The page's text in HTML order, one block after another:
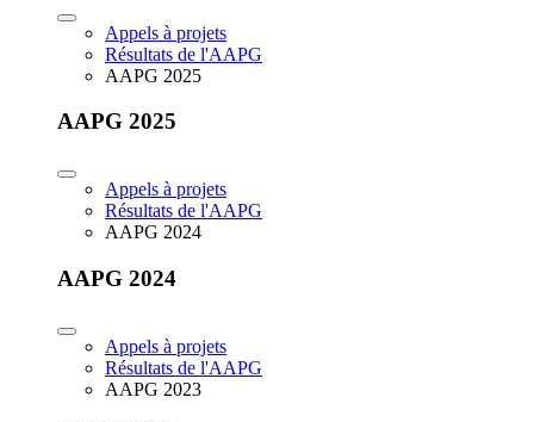
Appels à projets
Résultats de l'AAPG
AAPG 2025
AAPG 2025
Appels à projets
Résultats de l'AAPG
AAPG 2024
AAPG 2024
Appels à projets
Résultats de l'AAPG
AAPG 2023